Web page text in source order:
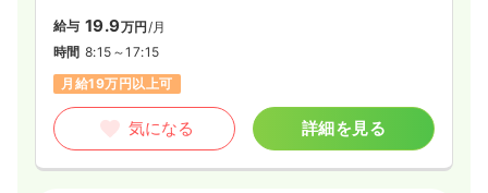
給与 19.9万円 /月
時間 8:15～17:15
月給19万円以上可
気になる 詳細を見る